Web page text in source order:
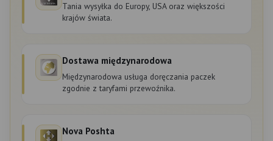
Tania wysyłka do Europy, USA oraz większości
krajów świata.
Dostawa międzynarodowa
Międzynarodowa usługa doręczania paczek
zgodnie z taryfami przewoźnika.
Nova Poshta